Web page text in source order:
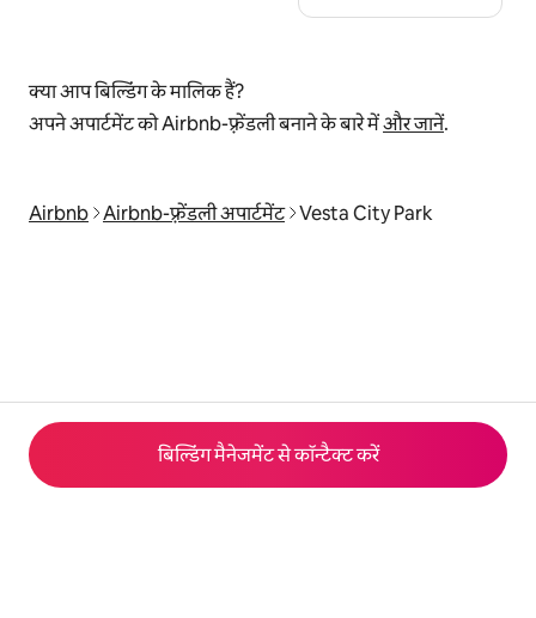
बिल्डिंग मैनेजमेंट से कॉन्टैक्ट करें
क्या आप बिल्डिंग के मालिक हैं?
अपने अपार्टमेंट को Airbnb-फ़्रेंडली बनाने के बारे मेंऔर जानें.
Airbnb Airbnb-फ़्रेंडली अपार्टमेंट Vesta City Park